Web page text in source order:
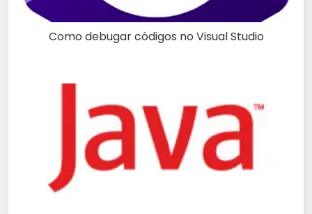
Como debugar códigos no Visual Studio